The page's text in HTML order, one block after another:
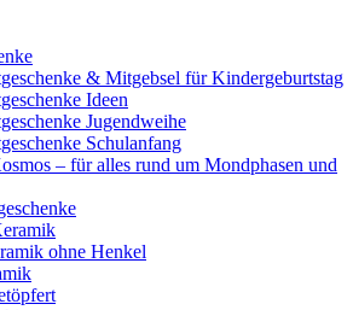
& Mitgebsel für Kindergeburtstag
Ideen
Jugendweihe
Schulanfang
– für alles rund um Mondphasen und
ohne Henkel